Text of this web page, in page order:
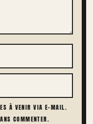
À VENIR VIA E-MAIL.
COMMENTER.